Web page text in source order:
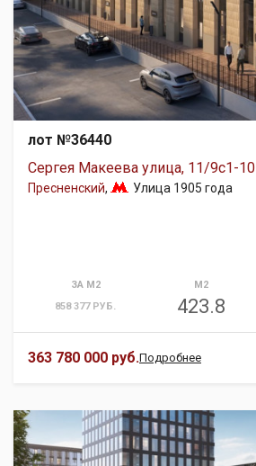
лот №36440
Сергея Макеева улица, 11/9с1-10
Пресненский, Улица 1905 года
ЗА М2
858 377 РУБ.
М2
423.8
363 780 000 руб.Подробнее